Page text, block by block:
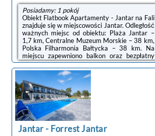
Posiadamy: 1 pokój
Obiekt Flatbook Apartamenty - Jantar na Fali
znajduje się w miejscowości Jantar. Odległość
ważnych miejsc od obiektu: Plaża Jantar –
1,7 km, Centralne Muzeum Morskie – 38 km,
Polska Filharmonia Bałtycka – 38 km. Na
miejscu zapewniono balkon oraz bezpłatny
prywatny parking.W apartamencie do
dyspozycji gości przygotowano część
wypoczynkową oraz aneks kuchenny z
lodówką. Wyposażenie obejmuje też
telewizor z płaskim ekranem z dostępem do
kanałów kablowych. W apartamencie
zapewniono ręczniki i pościel.Odległość
ważnych miejsc od obiektu: Brama Zielona –
38 km, Długie ...
Jantar- Forrest Jantar